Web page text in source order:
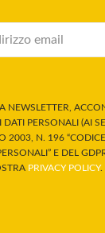
NEWSLETTER,
PERSONALI (AI
2003, N. 196
E DEL
PRIVACY POLICY.